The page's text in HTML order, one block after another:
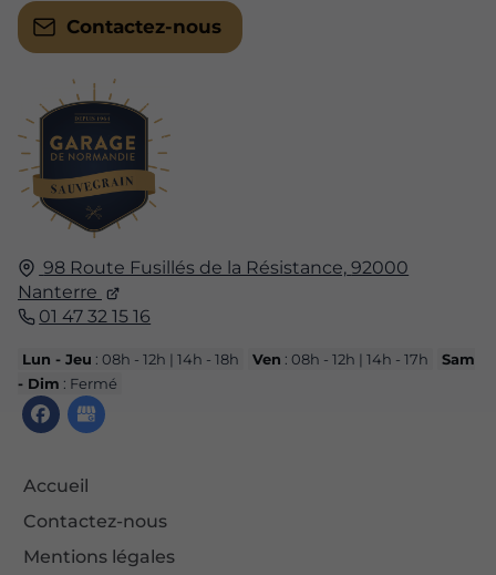
98 Route Fusillés de la Résistance, 92000
Nanterre
01 47 32 15 16
Lun - Jeu : 08h - 12h | 14h - 18h Ven : 08h - 12h | 14h - 17h
Sam
- Dim : Fermé
Accueil
Contactez-nous
Mentions légales
Contactez-nous